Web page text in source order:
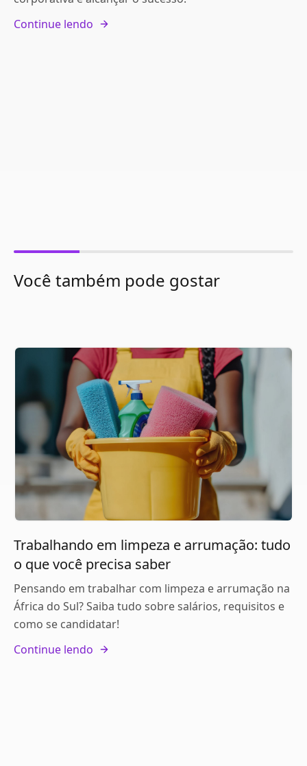
Continue lendo
Você também pode gostar
Trabalhando em limpeza e arrumação: tudo
o que você precisa saber
Pensando em trabalhar com limpeza e arrumação na
África do Sul? Saiba tudo sobre salários, requisitos e
como se candidatar!
Continue lendo